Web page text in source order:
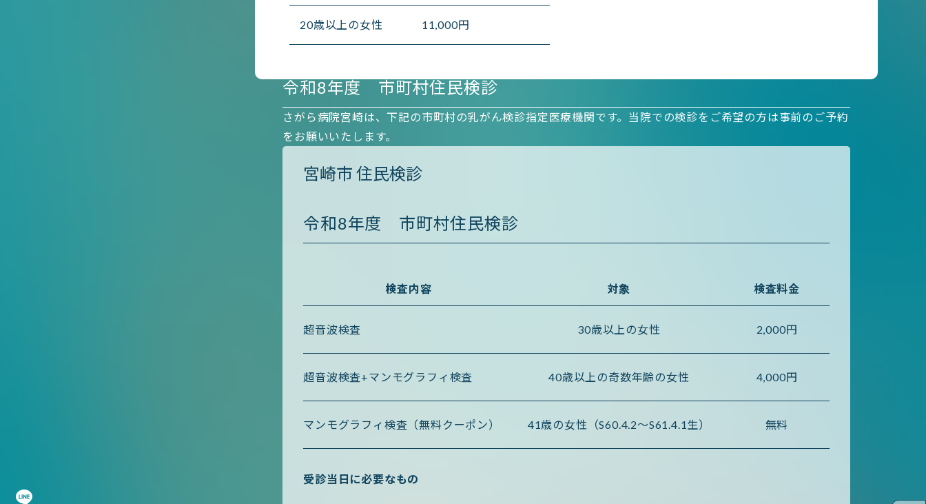
20歳以上の女性 11,000円
令和8年度 市町村住民検診
さがら病院宮崎は、下記の市町村の乳がん検診指定医療機関です。当院での検診をご希望の方は事前のご予約
をお願いいたします。
宮崎市 住民検診
令和8年度 市町村住民検診
検査内容 対象 検査料金
超音波検査 30歳以上の女性 2,000円
超音波検査+マンモグラフィ検査 40歳以上の奇数年齢の女性 4,000円
マンモグラフィ検査（無料クーポン） 41歳の女性（S60.4.2〜S61.4.1生） 無料
受診当日に必要なもの